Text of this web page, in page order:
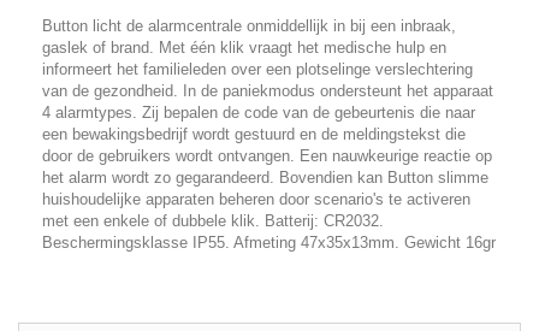
Button licht de alarmcentrale onmiddellijk in bij een inbraak,
gaslek of brand. Met één klik vraagt het medische hulp en
informeert het familieleden over een plotselinge verslechtering
van de gezondheid. In de paniekmodus ondersteunt het apparaat
4 alarmtypes. Zij bepalen de code van de gebeurtenis die naar
een bewakingsbedrijf wordt gestuurd en de meldingstekst die
door de gebruikers wordt ontvangen. Een nauwkeurige reactie op
het alarm wordt zo gegarandeerd. Bovendien kan Button slimme
huishoudelijke apparaten beheren door scenario's te activeren
met een enkele of dubbele klik. Batterij: CR2032.
Beschermingsklasse IP55. Afmeting 47x35x13mm. Gewicht 16gr